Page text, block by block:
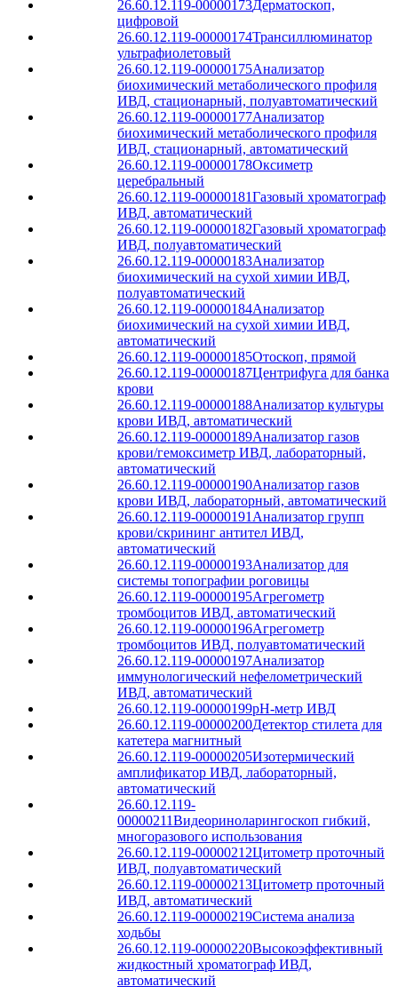
26.60.12.119-00000173Дерматоскоп,
цифровой
26.60.12.119-00000174Трансиллюминатор
ультрафиолетовый
26.60.12.119-00000175Анализатор
биохимический метаболического профиля
ИВД, стационарный, полуавтоматический
26.60.12.119-00000177Анализатор
биохимический метаболического профиля
ИВД, стационарный, автоматический
26.60.12.119-00000178Оксиметр
церебральный
26.60.12.119-00000181Газовый хроматограф
ИВД, автоматический
26.60.12.119-00000182Газовый хроматограф
ИВД, полуавтоматический
26.60.12.119-00000183Анализатор
биохимический на сухой химии ИВД,
полуавтоматический
26.60.12.119-00000184Анализатор
биохимический на сухой химии ИВД,
автоматический
26.60.12.119-00000185Отоскоп, прямой
26.60.12.119-00000187Центрифуга для банка
крови
26.60.12.119-00000188Анализатор культуры
крови ИВД, автоматический
26.60.12.119-00000189Анализатор газов
крови/гемоксиметр ИВД, лабораторный,
автоматический
26.60.12.119-00000190Анализатор газов
крови ИВД, лабораторный, автоматический
26.60.12.119-00000191Анализатор групп
крови/скрининг антител ИВД,
автоматический
26.60.12.119-00000193Анализатор для
системы топографии роговицы
26.60.12.119-00000195Агрегометр
тромбоцитов ИВД, автоматический
26.60.12.119-00000196Агрегометр
тромбоцитов ИВД, полуавтоматический
26.60.12.119-00000197Анализатор
иммунологический нефелометрический
ИВД, автоматический
26.60.12.119-00000199pH-метр ИВД
26.60.12.119-00000200Детектор стилета для
катетера магнитный
26.60.12.119-00000205Изотермический
амплификатор ИВД, лабораторный,
автоматический
26.60.12.119-
00000211Видеориноларингоскоп гибкий,
многоразового использования
26.60.12.119-00000212Цитометр проточный
ИВД, полуавтоматический
26.60.12.119-00000213Цитометр проточный
ИВД, автоматический
26.60.12.119-00000219Система анализа
ходьбы
26.60.12.119-00000220Высокоэффективный
жидкостный хроматограф ИВД,
автоматический